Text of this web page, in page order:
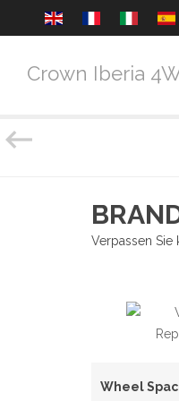
Crown Iberia
Verpassen Sie